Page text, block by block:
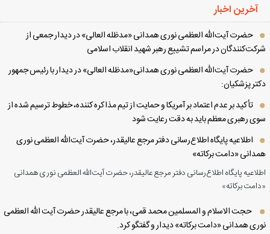
آخرین اخبار
حضرت آیت‌الله العظمی نوری همدانی «مدظله العالی» در دیدار جمعی از
در مراسم تشییع رهبر شهید انقلاب اسلامی
حضرت آیت‌الله العظمی نوری همدانی«مدظله العالی» در دیدار با رئیس جمهور
پزشکیان:
تأکید بر عدم اعتماد بر آمریکا و حمایت از تیم مذاکره کننده، خطوط ترسیم شده از
رهبری معظم باید به دقت رعایت شود
اطلاعیه پایگاه اطلاع‌رسانی دفتر مرجع عالیقدر، حضرت آیت‌الله العظمی نوری
«دامت برکاته»
پایگاه اطلاع‌رسانی دفتر مرجع عالیقدر، حضرت آیت‌الله العظمی نوری همدانی
برکاته»
حجت الاسلام و المسلمین محمد قمی، با مرجع عالیقدر حضرت آیت الله العظمی
همدانی «دامت برکاته» دیدار و گفتگو کرد.